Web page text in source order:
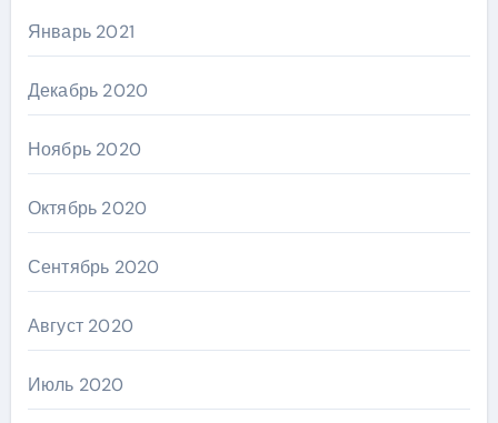
Январь 2021
Декабрь 2020
Ноябрь 2020
Октябрь 2020
Сентябрь 2020
Август 2020
Июль 2020